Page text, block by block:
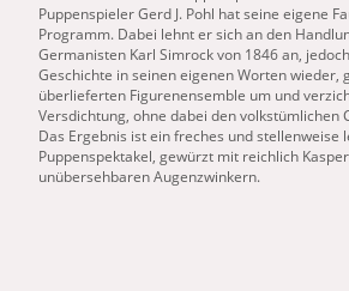
Puppenspieler Gerd J. Pohl hat seine eigene
Programm. Dabei lehnt er sich an den
Germanisten Karl Simrock von 1846 an,
Geschichte in seinen eigenen Worten wieder,
überlieferten Figurenensemble um und
Versdichtung, ohne dabei den volkstümlichen
Das Ergebnis ist ein freches und stellenweise
Puppenspektakel, gewürzt mit reichlich
unübersehbaren Augenzwinkern.